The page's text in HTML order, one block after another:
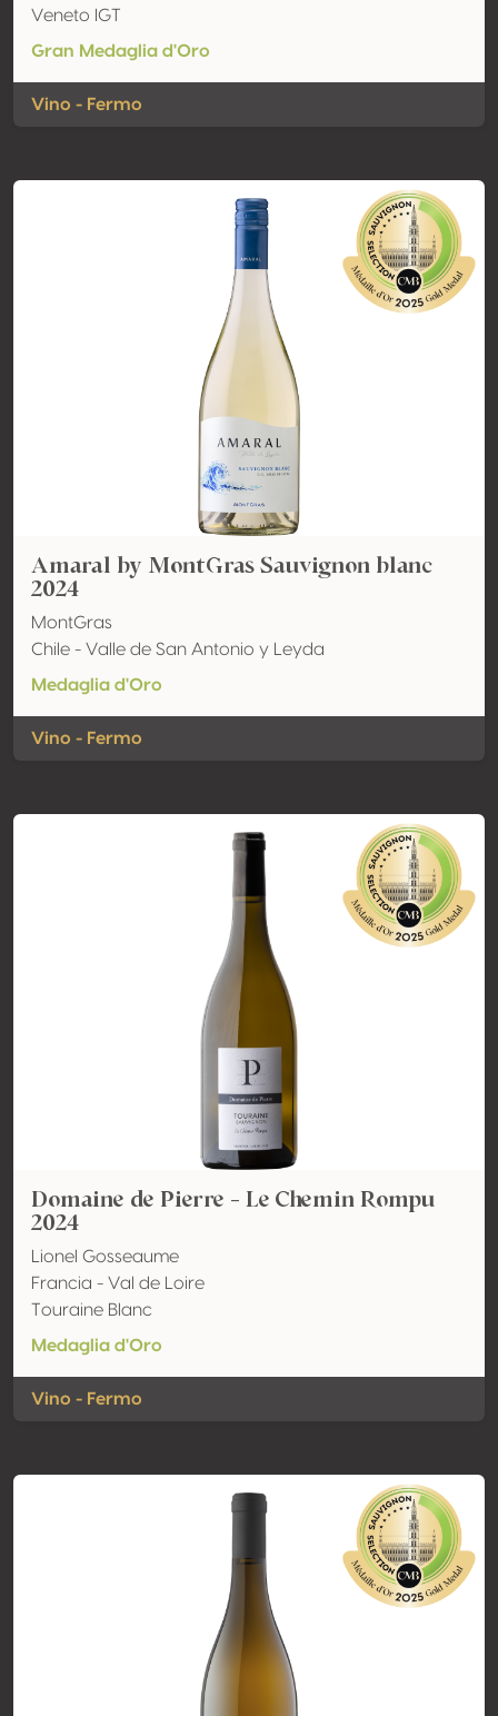
Veneto IGT
Gran Medaglia d'Oro
Vino - Fermo
Amaral by MontGras Sauvignon blanc
2024
MontGras
Chile - Valle de San Antonio y Leyda
Medaglia d'Oro
Vino - Fermo
Domaine de Pierre - Le Chemin Rompu
2024
Lionel Gosseaume
Francia - Val de Loire
Touraine Blanc
Medaglia d'Oro
Vino - Fermo